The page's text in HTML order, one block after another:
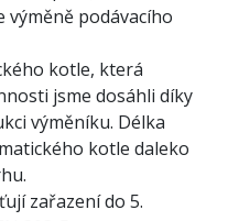
výměně podávacího
kotle, která
jsme dosáhli díky
výměníku. Délka
kotle daleko
zařazení do 5.